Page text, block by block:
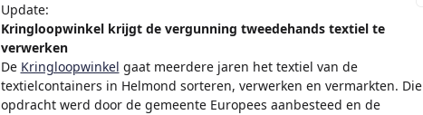
Update:
Kringloopwinkel krijgt de vergunning tweedehands textiel te
verwerken
De Kringloopwinkel gaat meerdere jaren het textiel van de
textielcontainers in Helmond sorteren, verwerken en vermarkten. Die
opdracht werd door de gemeente Europees aanbesteed en de